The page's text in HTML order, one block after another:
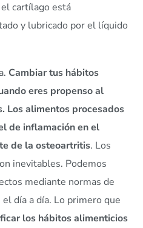
cartílago está
y lubricado por el líquido
Cambiar tus hábitos
eres propenso al
Los alimentos procesados
de inflamación en el
de la osteoartritis. Los
inevitables. Podemos
mediante normas de
día a día. Lo primero que
los hábitos alimenticios